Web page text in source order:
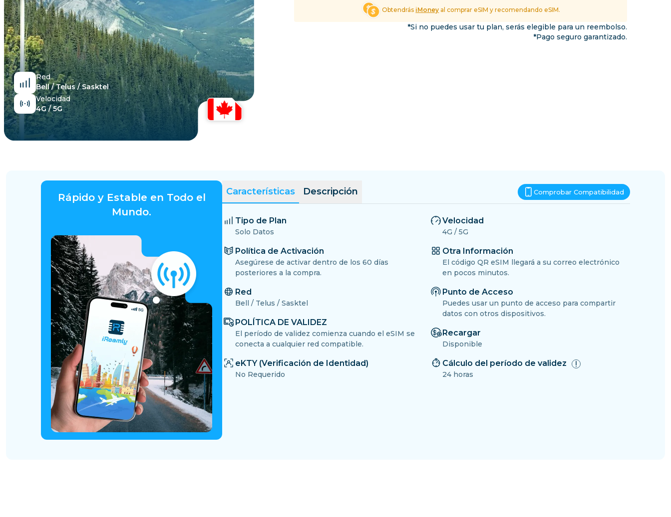
Explorar Todos los Destinos
Red
Bell / Telus / Sasktel
Velocidad
4G / 5G
Obtendrás iMoney al comprar eSIM y recomendando eSIM.
*Si no puedes usar tu plan, serás elegible para un reembolso.
*Pago seguro garantizado.
Rápido y Estable en Todo el
Mundo.
Características Descripción Comprobar Compatibilidad
Tipo de Plan
Solo Datos
Política de Activación
Asegúrese de activar dentro de los 60 días
posteriores a la compra.
Red
Bell / Telus / Sasktel
POLÍTICA DE VALIDEZ
El período de validez comienza cuando el eSIM se
conecta a cualquier red compatible.
eKTY (Verificación de Identidad)
No Requerido
Velocidad
4G / 5G
Otra Información
El código QR eSIM llegará a su correo electrónico
en pocos minutos.
Punto de Acceso
Puedes usar un punto de acceso para compartir
datos con otros dispositivos.
Recargar
Disponible
Cálculo del período de validez
24 horas